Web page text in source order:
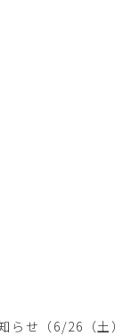
らせ（6/26（土